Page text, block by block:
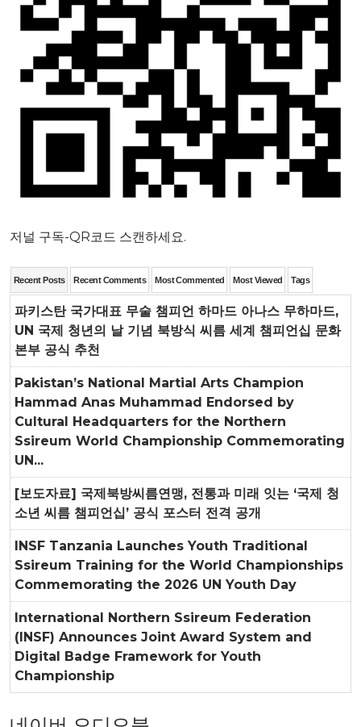
저널 구독-QR코드 스캔하세요.
Recent Posts Recent Comments Most Commented Most Viewed Tags
파키스탄 국가대표 무술 챔피언 하마드 아나스 무하마드,
UN 국제 청년의 날 기념 북방식 씨름 세계 챔피언십 문화
본부 공식 추천
Pakistan’s National Martial Arts Champion
Hammad Anas Muhammad Endorsed by
Cultural Headquarters for the Northern
Ssireum World Championship Commemorating
UN...
[보도자료] 국제북방씨름연맹, 전통과 미래 잇는 ‘국제 청
소년 씨름 챔피언십’ 공식 포스터 전격 공개
INSF Tanzania Launches Youth Traditional
Ssireum Training for the World Championships
Commemorating the 2026 UN Youth Day
International Northern Ssireum Federation
(INSF) Announces Joint Award System and
Digital Badge Framework for Youth
Championship